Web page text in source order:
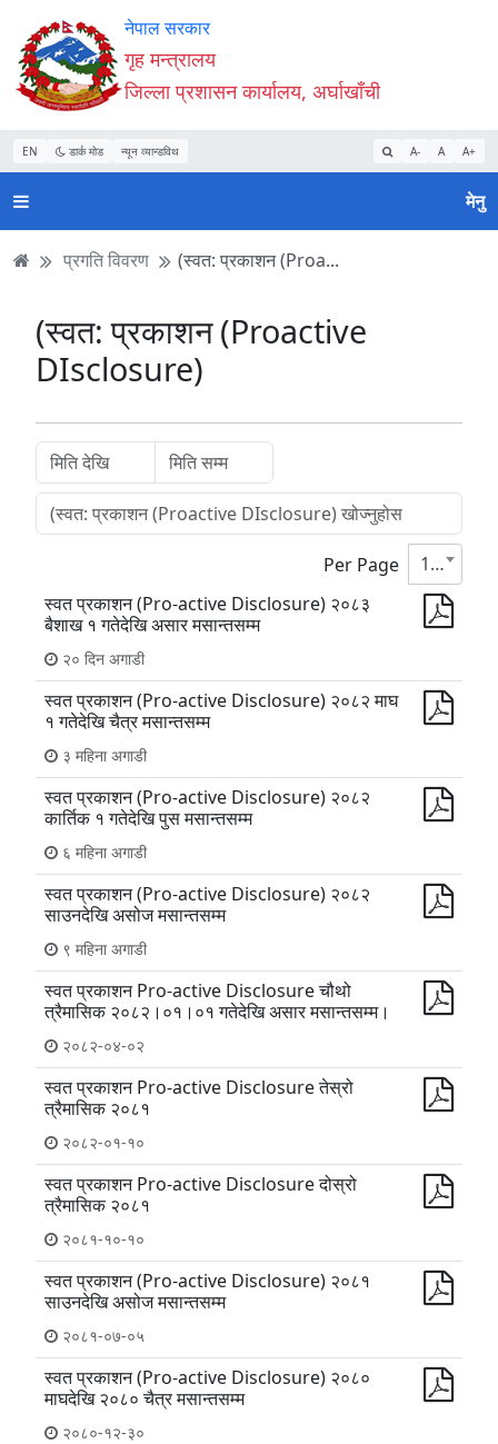
Accessibility
Mode
सुरु
गर्नुहोस्
सामाग्री
पढ्नुहाेस्
नेभिगेसन
पढ्नुहाेस्
वेबसाइट
खोजमा
जानुहोस्
नेपाल सरकार
गृह मन्त्रालय
जिल्ला प्रशासन कार्यालय, अर्घाखाँची
EN डार्क मोड न्यून व्यान्डविथ A- A A+
मेनु
प्रगति विवरण (स्वत: प्रकाशन (Proa...
(स्वत: प्रकाशन (Proactive
DIsclosure)
Per Page
10
स्वत प्रकाशन (Pro-active Disclosure) २०८३
बैशाख १ गतेदेखि असार मसान्तसम्म
२० दिन अगाडी
स्वत प्रकाशन (Pro-active Disclosure) २०८२ माघ
१ गतेदेखि चैत्र मसान्तसम्म
३ महिना अगाडी
स्वत प्रकाशन (Pro-active Disclosure) २०८२
कार्तिक १ गतेदेखि पुस मसान्तसम्म
६ महिना अगाडी
स्वत प्रकाशन (Pro-active Disclosure) २०८२
साउनदेखि असोज मसान्तसम्म
९ महिना अगाडी
स्वत प्रकाशन Pro-active Disclosure चौथो
त्रैमासिक २०८२।०१।०१ गतेदेखि असार मसान्तसम्म।
२०८२-०४-०२
स्वत प्रकाशन Pro-active Disclosure तेस्रो
त्रैमासिक २०८१
२०८२-०१-१०
स्वत प्रकाशन Pro-active Disclosure दोस्रो
त्रैमासिक २०८१
२०८१-१०-१०
स्वत प्रकाशन (Pro-active Disclosure) २०८१
साउनदेखि असोज मसान्तसम्म
२०८१-०७-०५
स्वत प्रकाशन (Pro-active Disclosure) २०८०
माघदेखि २०८० चैत्र मसान्तसम्म
२०८०-१२-३०